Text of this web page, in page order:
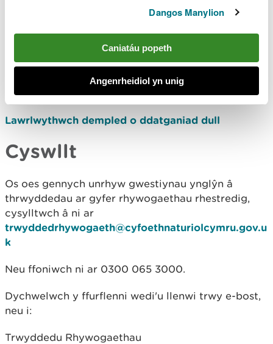
Dangos Manylion
Caniatáu popeth
Angenrheidiol yn unig
Lawrlwythwch y ffurflen gais i gael trwydded i
symud a chadw rhywogaeth sy’n destun pryder
Lawrlwythwch dempled ar gyfer archwiliad
milfeddygol o safle
Lawrlwythwch dempled o ddatganiad dull
Cyswllt
Os oes gennych unrhyw gwestiynau ynglŷn â
thrwyddedau ar gyfer rhywogaethau rhestredig,
cysylltwch â ni ar
trwyddedrhywogaeth@cyfoethnaturiolcymru.gov.u
k
Neu ffoniwch ni ar 0300 065 3000.
Dychwelwch y ffurflenni wedi'u llenwi trwy e-bost,
neu i:
Trwyddedu Rhywogaethau